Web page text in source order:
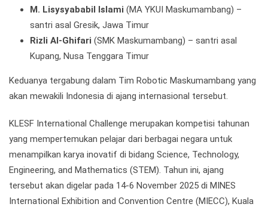
M. Lisysyababil Islami (MA YKUI Maskumambang) –
santri asal Gresik, Jawa Timur
Rizli Al-Ghifari (SMK Maskumambang) – santri asal
Kupang, Nusa Tenggara Timur
Keduanya tergabung dalam Tim Robotic Maskumambang yang
akan mewakili Indonesia di ajang internasional tersebut.
KLESF International Challenge merupakan kompetisi tahunan
yang mempertemukan pelajar dari berbagai negara untuk
menampilkan karya inovatif di bidang Science, Technology,
Engineering, and Mathematics (STEM). Tahun ini, ajang
tersebut akan digelar pada 14-6 November 2025 di MINES
International Exhibition and Convention Centre (MIECC), Kuala